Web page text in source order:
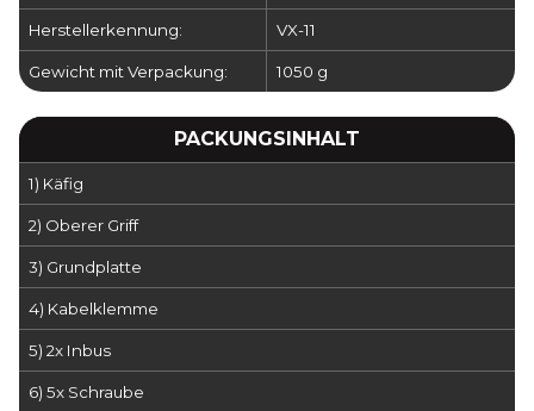
Herstellerkennung: VX-11
Gewicht mit Verpackung: 1050 g
PACKUNGSINHALT
1) Käfig
2) Oberer Griff
3) Grundplatte
4) Kabelklemme
5) 2x Inbus
6) 5x Schraube